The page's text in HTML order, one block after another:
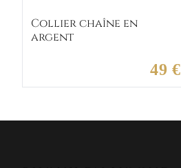
Collier chaîne en
argent
49 €